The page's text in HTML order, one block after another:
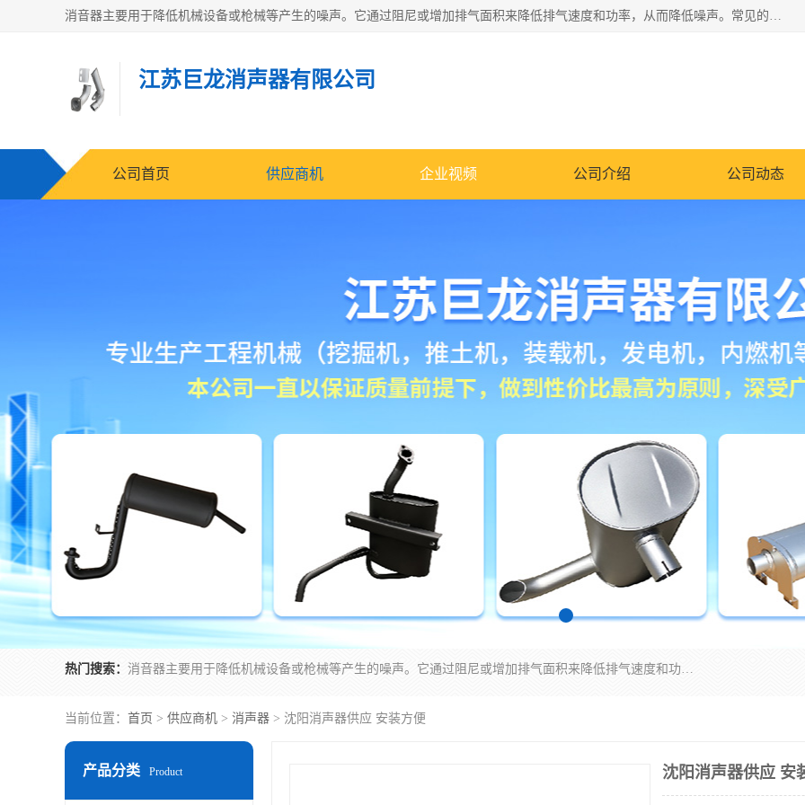
消音器主要用于降低机械设备或枪械等产生的噪声。它通过阻尼或增加排气面积来降低排气速度和功率，从而降低噪声。常见的消音器类型包括阻性消声器、抗性消声器、共振消声器以及阻抗复合式消声器等。这些消音器各有特点，适用于不同频率的噪声消除。
江苏巨龙消声器有限公司
公司首页 供应商机 企业视频 公司介绍 公司动态
热门搜索： 消音器主要用于降低机械设备或枪械等产生的噪声。它通过阻尼或增加排气面积来降低排气速度和功率，从而降低噪声。常见的消音器类型包括阻性消声器、抗性消声器、共振消声器以及阻抗复合式消声器等。这些消音器各有特点，适用于不同频率的噪声消除。
当前位置： 首页 > 供应商机 > 消声器 > 沈阳消声器供应 安装方便
产品分类 Product 沈阳消声器供应 安